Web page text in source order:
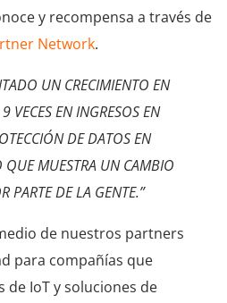
y recompensa a través de
Network.
UN CRECIMIENTO EN
EN INGRESOS EN
DE DATOS EN
QUE MUESTRA UN CAMBIO
PARTE DE LA GENTE.”
de nuestros partners
para compañías que
de IoT y soluciones de